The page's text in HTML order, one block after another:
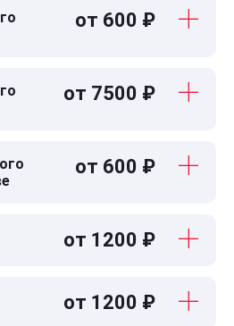
от 600 ₽
от 7500 ₽
от 600 ₽
от 1200 ₽
от 1200 ₽